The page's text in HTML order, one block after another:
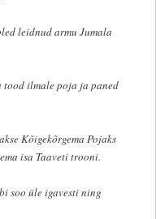
leidnud armu Jumala
tood ilmale poja ja paned
Kõigekõrgema Pojaks
isa Taaveti trooni.
soo üle igavesti ning